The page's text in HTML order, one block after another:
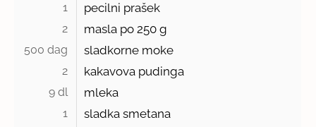
1 pecilni prašek
2 masla po250 g
500 dag sladkorne moke
2 kakavova pudinga
9 dl mleka
1 sladka smetana